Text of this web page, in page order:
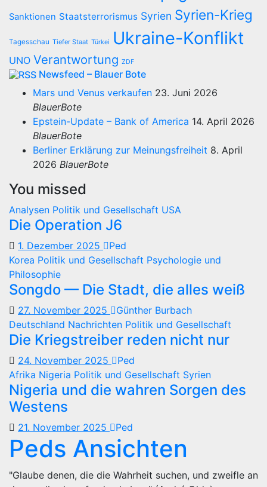
Sanktionen Staatsterrorismus Syrien Syrien-Krieg
Tagesschau Tiefer Staat Türkei Ukraine-Konflikt
UNO Verantwortung ZDF
Newsfeed – Blauer Bote
Mars und Venus verkaufen 23. Juni 2026
BlauerBote
Epstein-Update – Bank of America 14. April 2026
BlauerBote
Berliner Erklärung zur Meinungsfreiheit 8. April
2026 BlauerBote
You missed
Analysen Politik und Gesellschaft USA
Die Operation J6
1. Dezember 2025
Ped
Korea Politik und Gesellschaft Psychologie und
Philosophie
Songdo — Die Stadt, die alles weiß
27. November 2025
Günther Burbach
Deutschland Nachrichten Politik und Gesellschaft
Die Kriegstreiber reden nicht nur
24. November 2025
Ped
Afrika Nigeria Politik und Gesellschaft Syrien
Nigeria und die wahren Sorgen des
Westens
21. November 2025 Ped
Peds Ansichten
"Glaube denen, die die Wahrheit suchen, und zweifle an